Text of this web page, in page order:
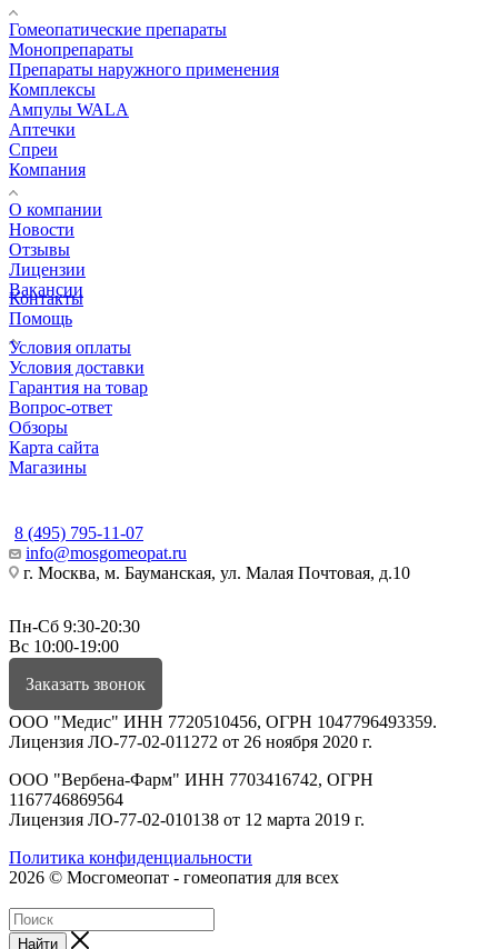
Гомеопатические препараты
Монопрепараты
Препараты наружного применения
Комплексы
Ампулы WALA
Аптечки
Спреи
Компания
О компании
Новости
Отзывы
Лицензии
Вакансии
Контакты
Помощь
Условия оплаты
Условия доставки
Гарантия на товар
Вопрос-ответ
Обзоры
Карта сайта
Магазины
8 (495) 795-11-07
info@mosgomeopat.ru
г. Москва, м. Бауманская, ул. Малая Почтовая, д.10
Пн-Сб 9:30-20:30
Вс 10:00-19:00
Заказать звонок
ООО "Медис" ИНН 7720510456, ОГРН 1047796493359.
Лицензия ЛО-77-02-011272 от 26 ноября 2020 г.
ООО "Вербена-Фарм" ИНН 7703416742, ОГРН
1167746869564
Лицензия ЛО-77-02-010138 от 12 марта 2019 г.
Политика конфиденциальности
2026 © Мосгомеопат - гомеопатия для всех
Найти